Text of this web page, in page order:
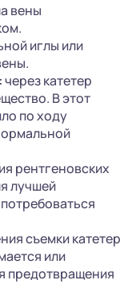
вены
иглы или
через катетер
В этот
по ходу
рентгеновских
лучшей
съемки катетер
или
предотвращения